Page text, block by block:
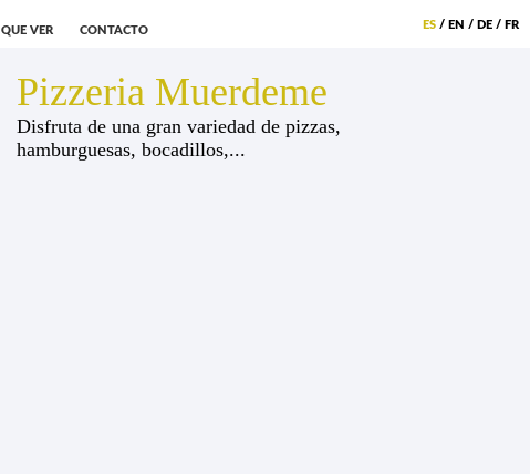
ES / EN / DE / FR
QUE VER CONTACTO
Pizzeria Muerdeme
Disfruta de una gran variedad de pizzas,
hamburguesas, bocadillos,...